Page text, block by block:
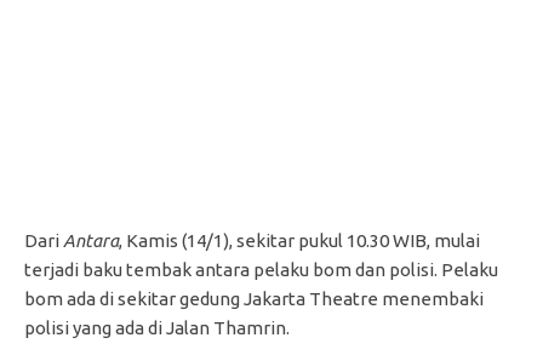
Dari Antara, Kamis (14/1), sekitar pukul 10.30 WIB, mulai
terjadi baku tembak antara pelaku bom dan polisi. Pelaku
bom ada di sekitar gedung Jakarta Theatre menembaki
polisi yang ada di Jalan Thamrin.